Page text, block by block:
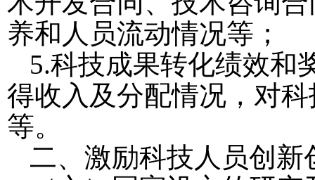
养和人员流动情况等；
5.科技成果转化绩效和
得收入及分配情况，对
等。
二、激励科技人员创新